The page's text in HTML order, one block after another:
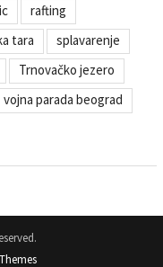
rafting
tara
splavarenje
Trnovačko jezero
vojna parada beograd